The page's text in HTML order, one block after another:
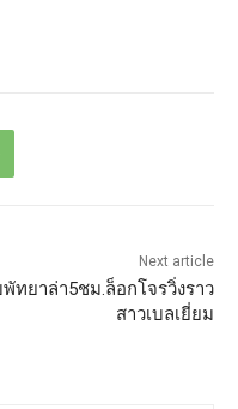
Next article
ทยาล่า5ชม.ล็อกโจรวิ่งราว
สาวเบลเยี่ยม